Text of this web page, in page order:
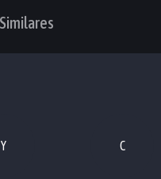
Similares
Y C